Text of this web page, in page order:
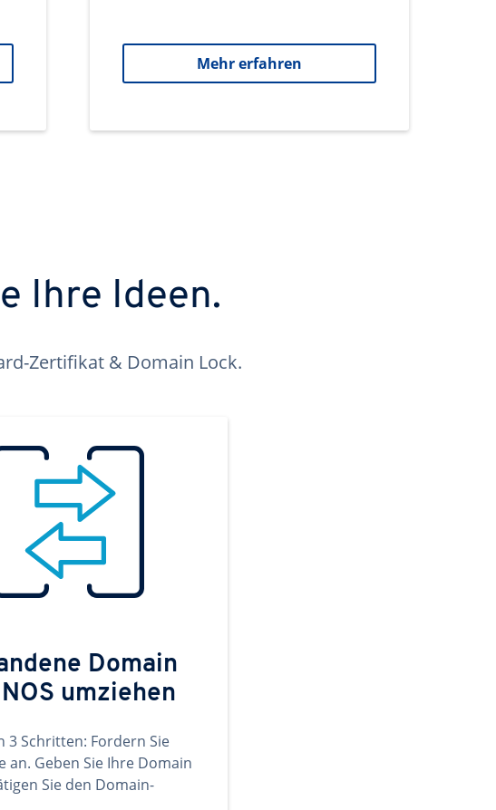
Mehr erfahren
Ihre Ideen.
Zertifikat & Domain Lock.
Domain
umziehen
3 Schritten: Fordern Sie
an. Geben Sie Ihre Domain
Sie den Domain-